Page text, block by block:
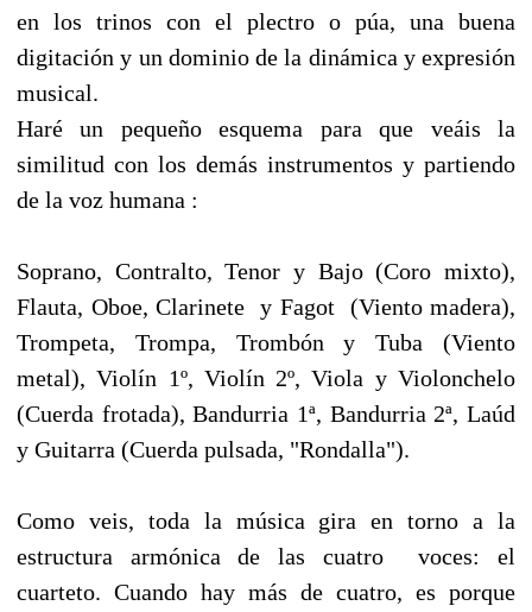
en los trinos con el plectro o púa, una buena
digitación y un dominio de la dinámica y expresión
musical.
Haré un pequeño esquema para que veáis la
similitud con los demás instrumentos y partiendo
de la voz humana :
Soprano, Contralto, Tenor y Bajo (Coro mixto),
Flauta, Oboe, Clarinete y Fagot (Viento madera),
Trompeta, Trompa, Trombón y Tuba (Viento
metal), Violín 1º, Violín 2º, Viola y Violonchelo
(Cuerda frotada), Bandurria 1ª, Bandurria 2ª, Laúd
y Guitarra (Cuerda pulsada, "Rondalla").
Como veis, toda la música gira en torno a la
estructura armónica de las cuatro voces: el
cuarteto. Cuando hay más de cuatro, es porque